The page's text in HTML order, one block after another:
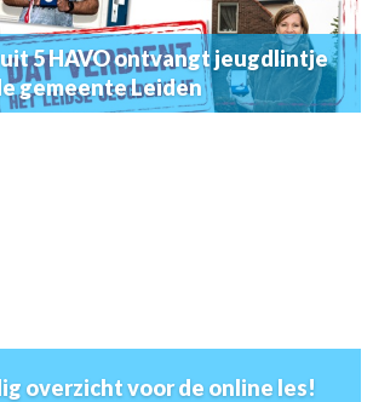
5 HAVO ontvangt jeugdlintje
gemeente Leiden
overzicht voor de online les!